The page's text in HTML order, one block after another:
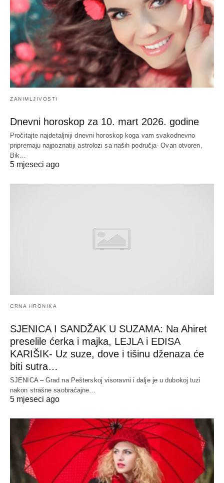
ZANIMLJIVOSTI
Dnevni horoskop za 10. mart 2026. godine
Pročitajte najdetaljniji dnevni horoskop koga vam svakodnevno
pripremaju najpoznatiji astrolozi sa naših područja- Ovan otvoren,
Bik…
5 mjeseci ago
CRNA HRONIKA
SJENICA I SANDŽAK U SUZAMA: Na Ahiret
preselile ćerka i majka, LEJLA i EDISA
KARIŠIK- Uz suze, dove i tišinu dženaza će
biti sutra…
SJENICA – Grad na Pešterskoj visoravni i dalje je u dubokoj tuzi
nakon strašne saobraćajne…
5 mjeseci ago